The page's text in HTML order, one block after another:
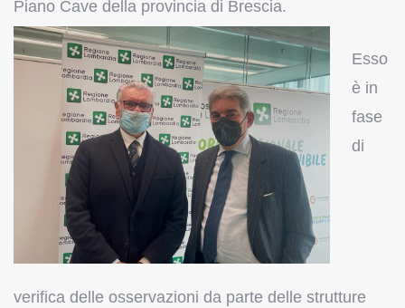
Piano Cave della provincia di Brescia.
Esso
è in
fase
di
verifica delle osservazioni da parte delle strutture